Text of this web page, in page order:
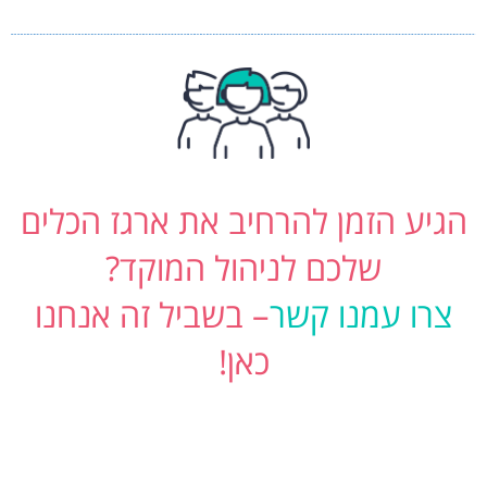
הגיע הזמן להרחיב את ארגז הכלים
שלכם לניהול המוקד?
צרו עמנו קשר– בשביל זה אנחנו
כאן!